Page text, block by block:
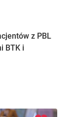
z PBL
BTK i